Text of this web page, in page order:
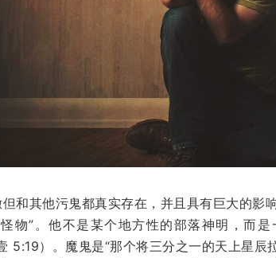
但和其他污鬼都真实存在，并且具有巨大的影
物”。他不是某个地方性的部落神明，而
5:19）。魔鬼是“那个将三分之一的天上星